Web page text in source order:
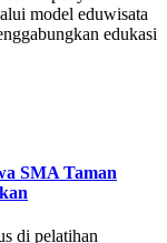
model eduwisata
edukasi
SMA Taman
di pelatihan